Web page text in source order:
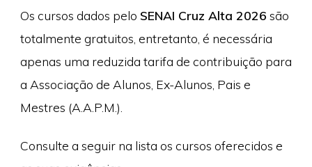
Os cursos dados pelo SENAI Cruz Alta 2026 são
totalmente gratuitos, entretanto, é necessária
apenas uma reduzida tarifa de contribuição para
a Associação de Alunos, Ex-Alunos, Pais e
Mestres (A.A.P.M.).
Consulte a seguir na lista os cursos oferecidos e